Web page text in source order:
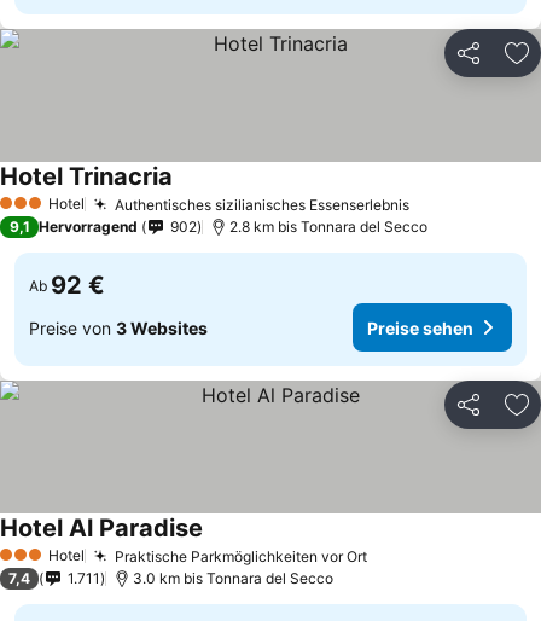
Teilen
3 SterneHotel Authentisches sizilianisches Essenserlebnis
Hotel Trinacria
9,1 Hervorragend 902 2.8 km bis Tonnara del Secco
Ab 92 €
Preise von 3 Websites Preise sehen
Teilen
3 SterneHotel Praktische Parkmöglichkeiten vor Ort
Hotel Al Paradise
7,4 1.711 3.0 km bis Tonnara del Secco